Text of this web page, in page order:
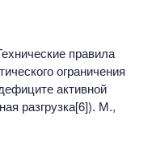
правила
ограничения
активной
разгрузка[6]). М.,